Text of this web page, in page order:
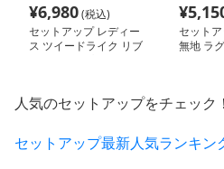
¥6,980(税込)
セットアップ レディー
ス ツイードライク リブ
¥
セット
無地 ラ
人気のセットアップをチェック！
セットアップ最新人気ランキン